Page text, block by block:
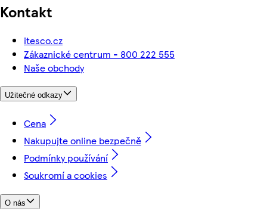
Kontakt
itesco.cz
Zákaznické centrum - 800 222 555
Naše obchody
Užitečné odkazy
Cena
Nakupujte online bezpečně
Podmínky používání
Soukromí a cookies
O nás